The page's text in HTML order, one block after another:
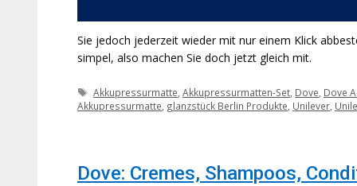
Sie jedoch jederzeit wieder mit nur einem Klick
simpel, also machen Sie doch jetzt gleich mit.
Schlagwörter
Akkupressurmatte,Akkupressurmatten-Set, Dove, Dove
Akkupressurmatte, glanzstück Berlin Produkte, Unilever,
Dove: Cremes, Shampoos,